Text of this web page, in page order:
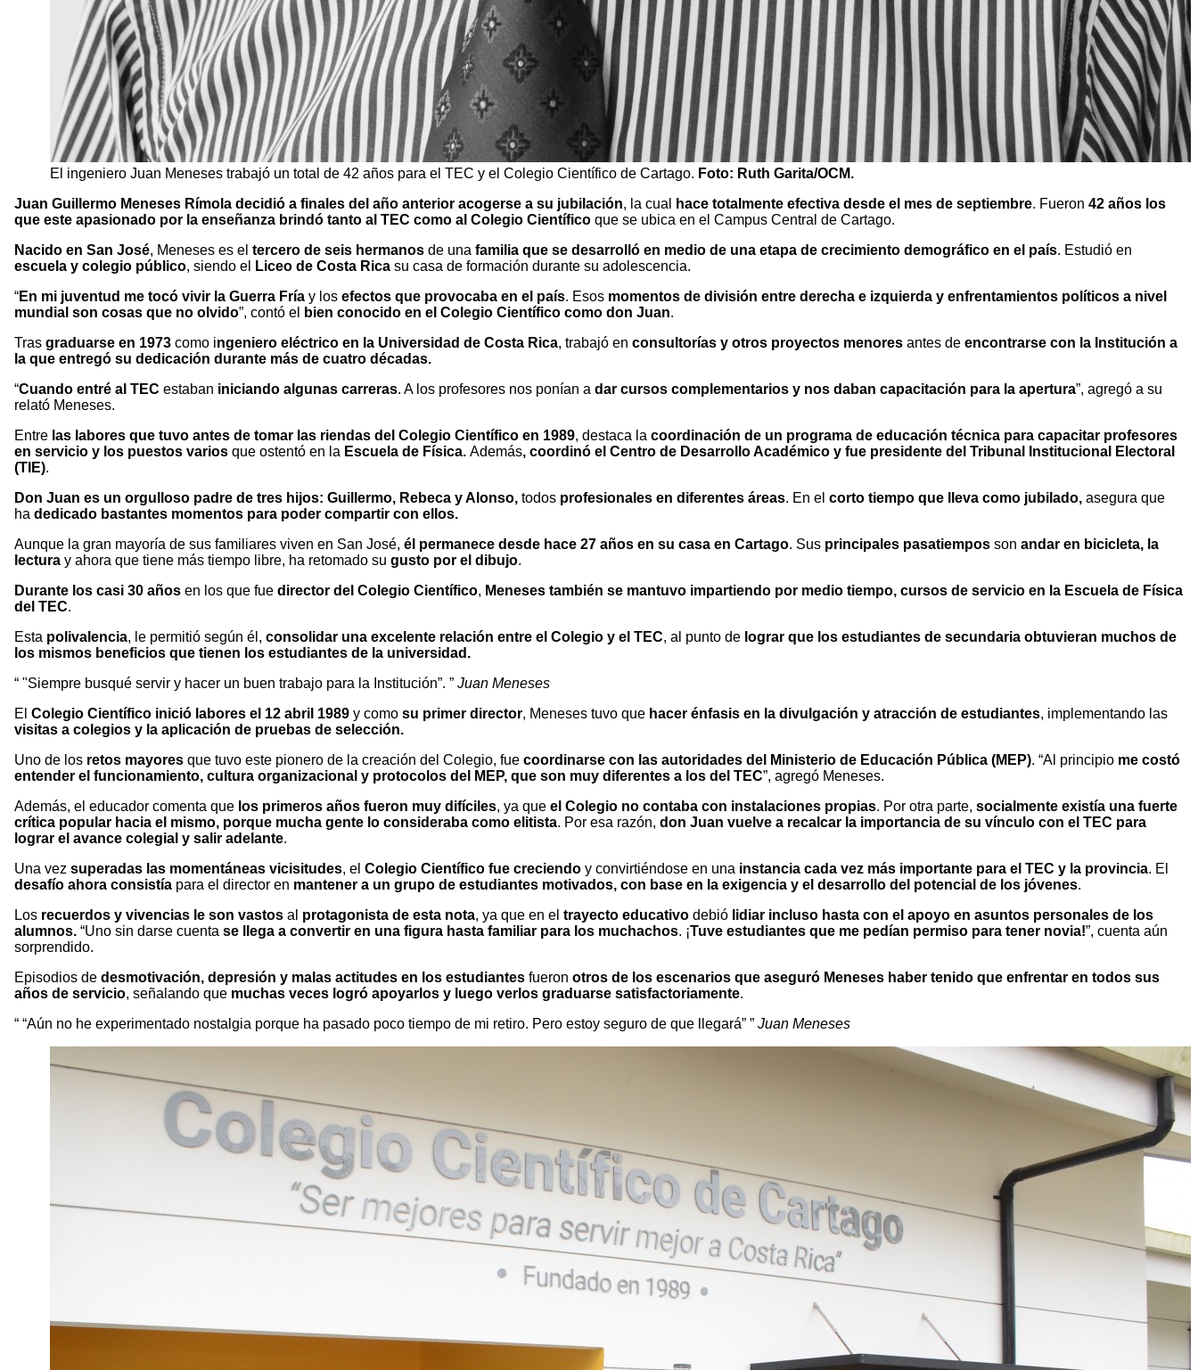
El ingeniero Juan Meneses trabajó un total de 42 años para el TEC y el Colegio Científico de Cartago. Foto: Ruth Garita/OCM.
Juan Guillermo Meneses Rímola decidió a finales del año anterior acogerse a su jubilación, la cual hace totalmente efectiva desde el mes de septiembre. Fueron 42 años los
que este apasionado por la enseñanza brindó tanto al TEC como al Colegio Científico que se ubica en el Campus Central de Cartago.
Nacido en San José, Meneses es el tercero de seis hermanos de una familia que se desarrolló en medio de una etapa de crecimiento demográfico en el país. Estudió en
escuela y colegio público, siendo el Liceo de Costa Rica su casa de formación durante su adolescencia.
“En mi juventud me tocó vivir la Guerra Fría y los efectos que provocaba en el país. Esos momentos de división entre derecha e izquierda y enfrentamientos políticos a nivel
mundial son cosas que no olvido”, contó el bien conocido en el Colegio Científico como don Juan.
Tras graduarse en 1973 como ingeniero eléctrico en la Universidad de Costa Rica, trabajó en consultorías y otros proyectos menores antes de encontrarse con la Institución a
la que entregó su dedicación durante más de cuatro décadas.
“Cuando entré al TEC estaban iniciando algunas carreras. A los profesores nos ponían a dar cursos complementarios y nos daban capacitación para la apertura”, agregó a su
relató Meneses.
Entre las labores que tuvo antes de tomar las riendas del Colegio Científico en 1989, destaca la coordinación de un programa de educación técnica para capacitar profesores
en servicio y los puestos varios que ostentó en la Escuela de Física. Además, coordinó el Centro de Desarrollo Académico y fue presidente del Tribunal Institucional Electoral
(TIE).
Don Juan es un orgulloso padre de tres hijos: Guillermo, Rebeca y Alonso, todos profesionales en diferentes áreas. En el corto tiempo que lleva como jubilado, asegura que
ha dedicado bastantes momentos para poder compartir con ellos.
Aunque la gran mayoría de sus familiares viven en San José, él permanece desde hace 27 años en su casa en Cartago. Sus principales pasatiempos son andar en bicicleta, la
lectura y ahora que tiene más tiempo libre, ha retomado su gusto por el dibujo.
Durante los casi 30 años en los que fue director del Colegio Científico, Meneses también se mantuvo impartiendo por medio tiempo, cursos de servicio en la Escuela de Física
del TEC.
Esta polivalencia, le permitió según él, consolidar una excelente relación entre el Colegio y el TEC, al punto de lograr que los estudiantes de secundaria obtuvieran muchos de
los mismos beneficios que tienen los estudiantes de la universidad.
"Siempre busqué servir y hacer un buen trabajo para la Institución”.
Juan Meneses
El Colegio Científico inició labores el 12 abril 1989 y como su primer director, Meneses tuvo que hacer énfasis en la divulgación y atracción de estudiantes, implementando las
visitas a colegios y la aplicación de pruebas de selección.
Uno de los retos mayores que tuvo este pionero de la creación del Colegio, fue coordinarse con las autoridades del Ministerio de Educación Pública (MEP). “Al principio me costó
entender el funcionamiento, cultura organizacional y protocolos del MEP, que son muy diferentes a los del TEC”, agregó Meneses.
Además, el educador comenta que los primeros años fueron muy difíciles, ya que el Colegio no contaba con instalaciones propias. Por otra parte, socialmente existía una fuerte
crítica popular hacia el mismo, porque mucha gente lo consideraba como elitista. Por esa razón, don Juan vuelve a recalcar la importancia de su vínculo con el TEC para
lograr el avance colegial y salir adelante.
Una vez superadas las momentáneas vicisitudes, el Colegio Científico fue creciendo y convirtiéndose en una instancia cada vez más importante para el TEC y la provincia. El
desafío ahora consistía para el director en mantener a un grupo de estudiantes motivados, con base en la exigencia y el desarrollo del potencial de los jóvenes.
Los recuerdos y vivencias le son vastos al protagonista de esta nota, ya que en el trayecto educativo debió lidiar incluso hasta con el apoyo en asuntos personales de los
alumnos. “Uno sin darse cuenta se llega a convertir en una figura hasta familiar para los muchachos. ¡Tuve estudiantes que me pedían permiso para tener novia!”, cuenta aún
sorprendido.
Episodios de desmotivación, depresión y malas actitudes en los estudiantes fueron otros de los escenarios que aseguró Meneses haber tenido que enfrentar en todos sus
años de servicio, señalando que muchas veces logró apoyarlos y luego verlos graduarse satisfactoriamente.
“Aún no he experimentado nostalgia porque ha pasado poco tiempo de mi retiro. Pero estoy seguro de que llegará”
Juan Meneses